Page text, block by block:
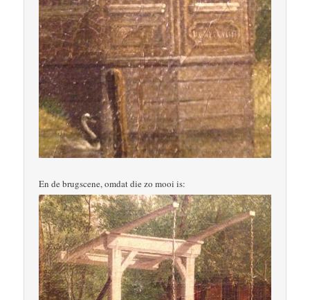
En de brugscene, omdat die zo mooi is: